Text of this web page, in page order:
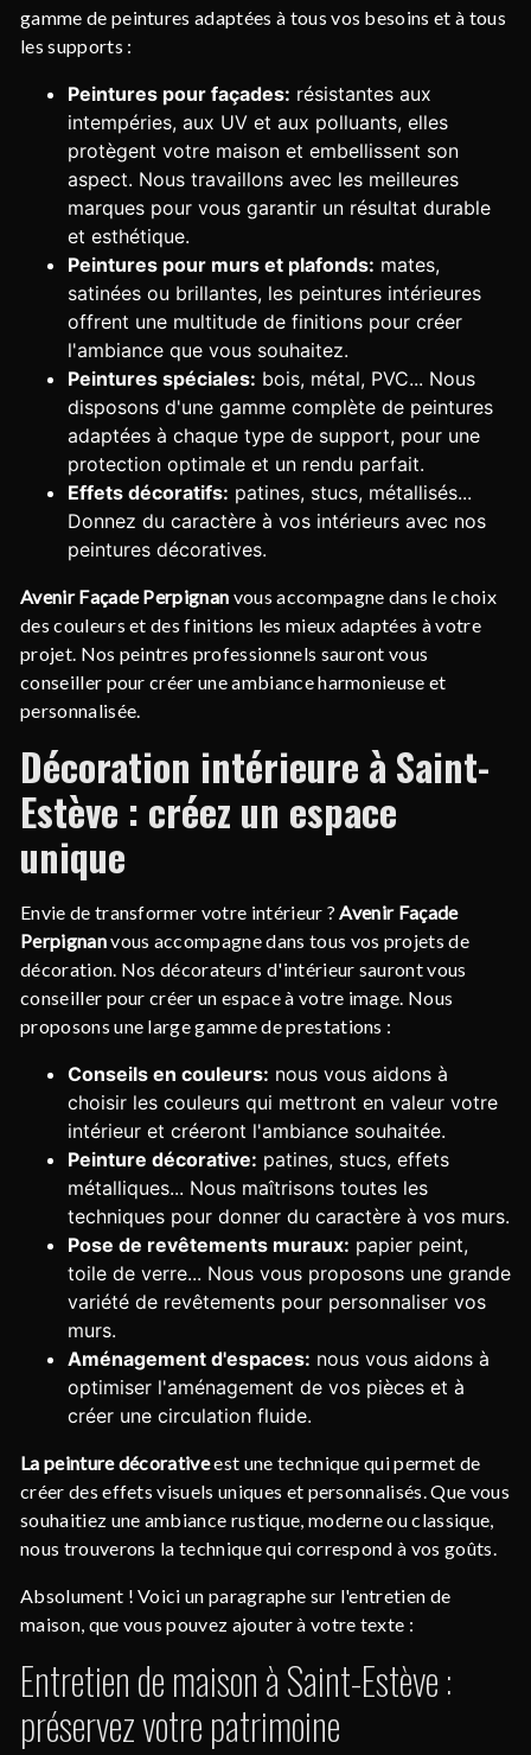
gamme de peintures adaptées à tous vos besoins et à tous
les supports :
Peintures pour façades: résistantes aux
intempéries, aux UV et aux polluants, elles
protègent votre maison et embellissent son
aspect. Nous travaillons avec les meilleures
marques pour vous garantir un résultat durable
et esthétique.
Peintures pour murs et plafonds: mates,
satinées ou brillantes, les peintures intérieures
offrent une multitude de finitions pour créer
l'ambiance que vous souhaitez.
Peintures spéciales: bois, métal, PVC... Nous
disposons d'une gamme complète de peintures
adaptées à chaque type de support, pour une
protection optimale et un rendu parfait.
Effets décoratifs: patines, stucs, métallisés...
Donnez du caractère à vos intérieurs avec nos
peintures décoratives.
Avenir Façade Perpignan vous accompagne dans le choix
des couleurs et des finitions les mieux adaptées à votre
projet. Nos peintres professionnels sauront vous
conseiller pour créer une ambiance harmonieuse et
personnalisée.
Décoration intérieure à Saint-
Estève : créez un espace
unique
Envie de transformer votre intérieur ?Avenir Façade
Perpignanvous accompagne dans tous vos projets de
décoration. Nos décorateurs d'intérieur sauront vous
conseiller pour créer un espace à votre image. Nous
proposons une large gamme de prestations :
Conseils en couleurs: nous vous aidons à
choisir les couleurs qui mettront en valeur votre
intérieur et créeront l'ambiance souhaitée.
Peinture décorative: patines, stucs, effets
métalliques... Nous maîtrisons toutes les
techniques pour donner du caractère à vos murs.
Pose de revêtements muraux: papier peint,
toile de verre... Nous vous proposons une grande
variété de revêtements pour personnaliser vos
murs.
Aménagement d'espaces: nous vous aidons à
optimiser l'aménagement de vos pièces et à
créer une circulation fluide.
La peinture décorativeest une technique qui permet de
créer des effets visuels uniques et personnalisés. Que vous
souhaitiez une ambiance rustique, moderne ou classique,
nous trouverons la technique qui correspond à vos goûts.
Absolument ! Voici un paragraphe sur l'entretien de
maison, que vous pouvez ajouter à votre texte :
Entretien de maison à Saint-Estève :
préservez votre patrimoine